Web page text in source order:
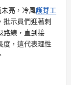
亮，冷風護脊工
批示員們迎著刺
路線，直到接
度，這代表理性